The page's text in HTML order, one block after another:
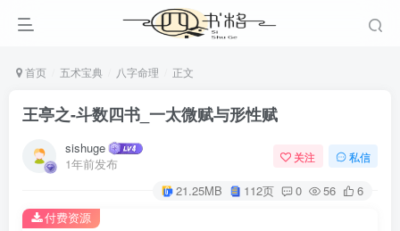
首页 五术宝典 八字命理 正文
王亭之-斗数四书_一太微赋与形性赋
sishuge
1年前发布
关注 私信
21.25MB 112页 0 56 6
付费资源